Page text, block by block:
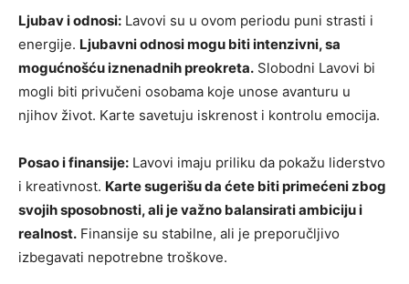
Ljubav i odnosi: Lavovi su u ovom periodu puni strasti i
energije. Ljubavni odnosi mogu biti intenzivni, sa
mogućnošću iznenadnih preokreta. Slobodni Lavovi bi
mogli biti privučeni osobama koje unose avanturu u
njihov život. Karte savetuju iskrenost i kontrolu emocija.
Posao i finansije: Lavovi imaju priliku da pokažu liderstvo
i kreativnost. Karte sugerišu da ćete biti primećeni zbog
svojih sposobnosti, ali je važno balansirati ambiciju i
realnost. Finansije su stabilne, ali je preporučljivo
izbegavati nepotrebne troškove.